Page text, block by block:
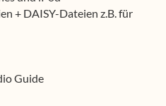
+ DAISY-Dateien z.B. für
Guide